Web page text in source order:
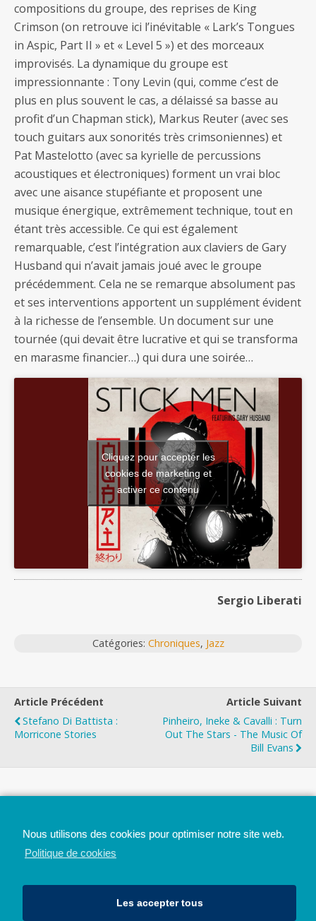
compositions du groupe, des reprises de King
Crimson (on retrouve ici l’inévitable « Lark’s Tongues
in Aspic, Part II » et « Level 5 ») et des morceaux
improvisés. La dynamique du groupe est
impressionnante : Tony Levin (qui, comme c’est de
plus en plus souvent le cas, a délaissé sa basse au
profit d’un Chapman stick), Markus Reuter (avec ses
touch guitars aux sonorités très crimsoniennes) et
Pat Mastelotto (avec sa kyrielle de percussions
acoustiques et électroniques) forment un vrai bloc
avec une aisance stupéfiante et proposent une
musique énergique, extrêmement technique, tout en
étant très accessible. Ce qui est également
remarquable, c’est l’intégration aux claviers de Gary
Husband qui n’avait jamais joué avec le groupe
précédemment. Cela ne se remarque absolument pas
et ses interventions apportent un supplément évident
à la richesse de l’ensemble. Un document sur une
tournée (qui devait être lucrative et qui se transforma
en marasme financier…) qui dura une soirée…
Cliquez pour accepter les
cookies de marketing et
activer ce contenu
Sergio Liberati
Catégories: Chroniques, Jazz
Article Précédent
Stefano Di Battista :
Morricone Stories
Article Suivant
Pinheiro, Ineke & Cavalli : Turn
Out The Stars - The Music Of
Bill Evans
Nous utilisons des cookies pour optimiser notre site web.
Politique de cookies
Les accepter tous